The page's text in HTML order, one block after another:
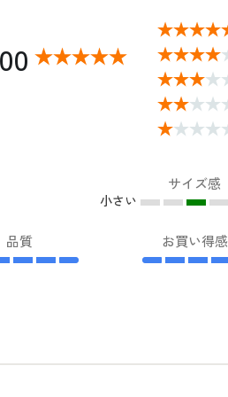
サイズ感
小さい
品質 お買い得感